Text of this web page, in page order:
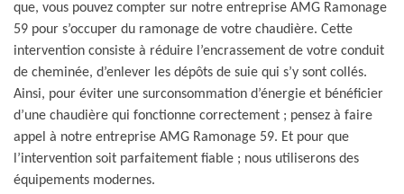
que, vous pouvez compter sur notre entreprise AMG Ramonage
59 pour s’occuper du ramonage de votre chaudière. Cette
intervention consiste à réduire l’encrassement de votre conduit
de cheminée, d’enlever les dépôts de suie qui s’y sont collés.
Ainsi, pour éviter une surconsommation d’énergie et bénéficier
d’une chaudière qui fonctionne correctement ; pensez à faire
appel à notre entreprise AMG Ramonage 59. Et pour que
l’intervention soit parfaitement fiable ; nous utiliserons des
équipements modernes.